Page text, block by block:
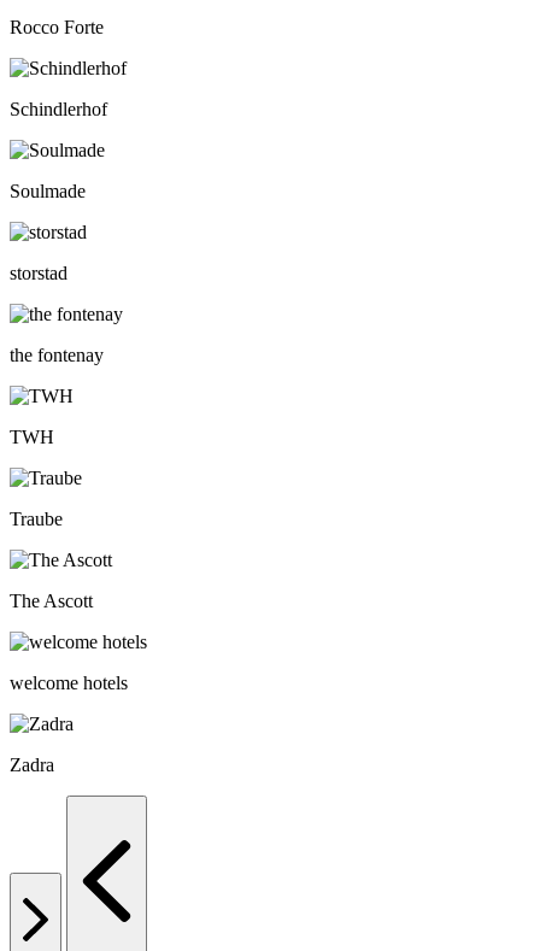
Rocco Forte
Schindlerhof
Soulmade
storstad
the fontenay
TWH
Traube
The Ascott
welcome hotels
Zadra